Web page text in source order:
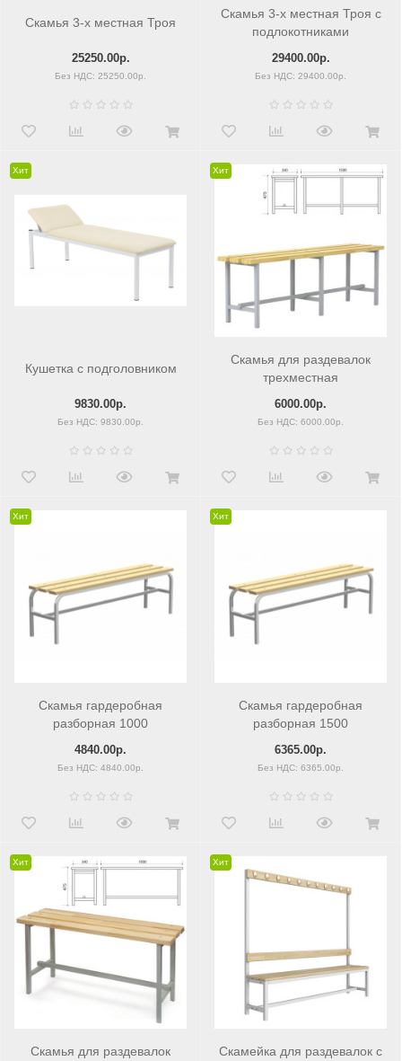
Скамья 3-х местная Троя
25250.00р.
Без НДС: 25250.00р.
Скамья 3-х местная Троя с
подлокотниками
29400.00р.
Без НДС: 29400.00р.
Хит
Кушетка с подголовником
9830.00р.
Без НДС: 9830.00р.
Хит
Скамья для раздевалок
трехместная
6000.00р.
Без НДС: 6000.00р.
Хит
Скамья гардеробная
разборная 1000
4840.00р.
Без НДС: 4840.00р.
Хит
Скамья гардеробная
разборная 1500
6365.00р.
Без НДС: 6365.00р.
Хит
Скамья для раздевалок
Хит
Скамейка для раздевалок c